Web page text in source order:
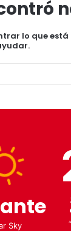
lo que
Sky